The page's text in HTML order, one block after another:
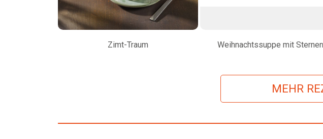
Zimt-Traum Weihnachtssuppe mit Sternen
MEHR